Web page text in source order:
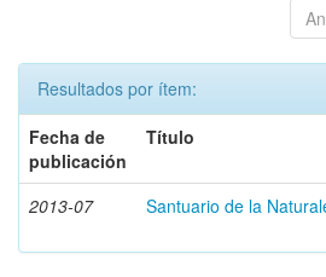
Resultados por ítem:
Fecha de
publicación
Título
2013-07 Santuario de la